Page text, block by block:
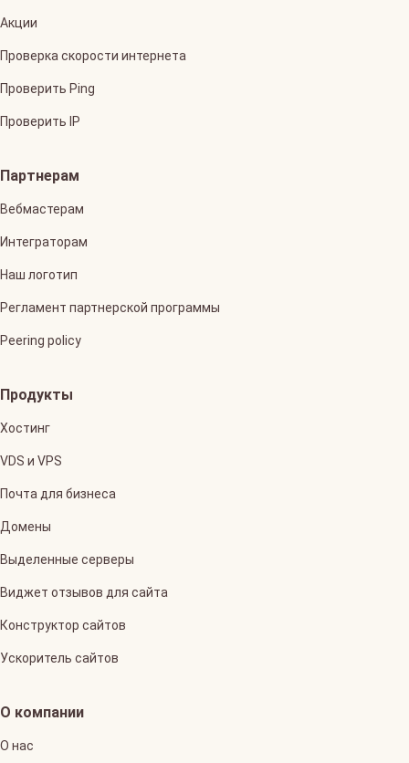
Акции
Проверка скорости интернета
Проверить Ping
Проверить IP
Партнерам
Вебмастерам
Интеграторам
Наш логотип
Регламент партнерской программы
Peering policy
Продукты
Хостинг
VDS и VPS
Почта для бизнеса
Домены
Выделенные серверы
Виджет отзывов для сайта
Конструктор сайтов
Ускоритель сайтов
О компании
О нас